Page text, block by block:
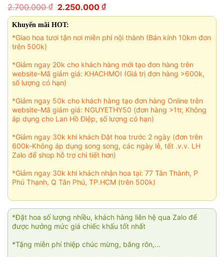
2.700.000₫ Giá
gốc
là:
2.700.000 ₫.
2.250.000 ₫Giá
hiện
2.250.000 ₫.
Khuyến mãi HOT:
*Giao hoa tươi tận nơi miễn phí nội thành (Bán kính 10km đơn
trên 500k)
*Giảm ngay 20k cho khách hàng mới tạo đơn hàng trên
website-Mã giảm giá: KHACHMOI (Giá trị đơn hàng >600k,
số lượng có hạn)
*Giảm ngay 50k cho khách hàng tạo đơn hàng Online trên
website-Mã giảm giá: NGUYETHY50 (đơn hàng >1tr, Không
áp dụng cho Lan Hồ Điệp, số lượng có hạn)
*Giảm ngay 30k khi khách Đặt hoa trước 2 ngày (đơn trên
600k-Không áp dụng song song, các ngày lễ, tết .v.v. LH
Zalo để shop hỗ trợ chi tiết hơn)
*Giảm ngay 30k khi khách nhận hoa tại: 77 Tân Thành, P
Phú Thạnh, Q Tân Phú, TP.HCM (trên 500k)
*Đặt hoa số lượng nhiều, khách hàng liên hệ qua Zalo để
được hưởng mức giá chiếc khấu tốt nhất
*Tặng miễn phí thiệp chúc mừng, băng rôn,...